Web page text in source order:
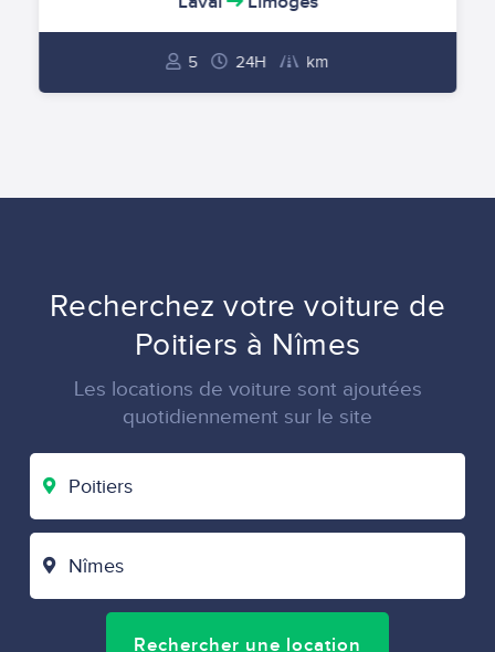
5 24H km
Recherchez votre voiture de
Poitiers à Nîmes
Les locations de voiture sont ajoutées
quotidiennement sur le site
Rechercher une location